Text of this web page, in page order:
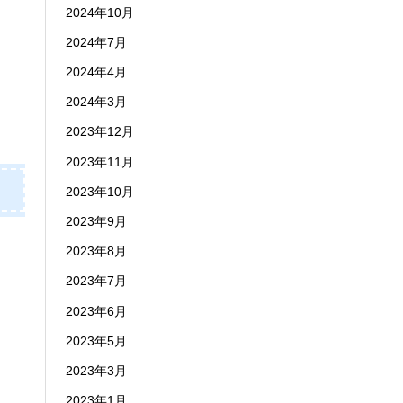
2024年10月
2024年7月
2024年4月
2024年3月
2023年12月
2023年11月
2023年10月
2023年9月
2023年8月
2023年7月
2023年6月
2023年5月
2023年3月